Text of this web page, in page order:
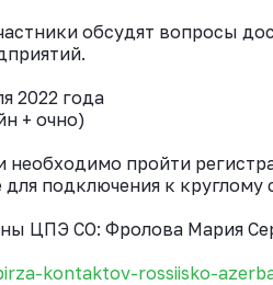
обсудят вопросы
2022 года
+ очно)
необходимо пройти
подключения к
ЦПЭ СО: Фролова Мария
kontaktov-rossiisko-